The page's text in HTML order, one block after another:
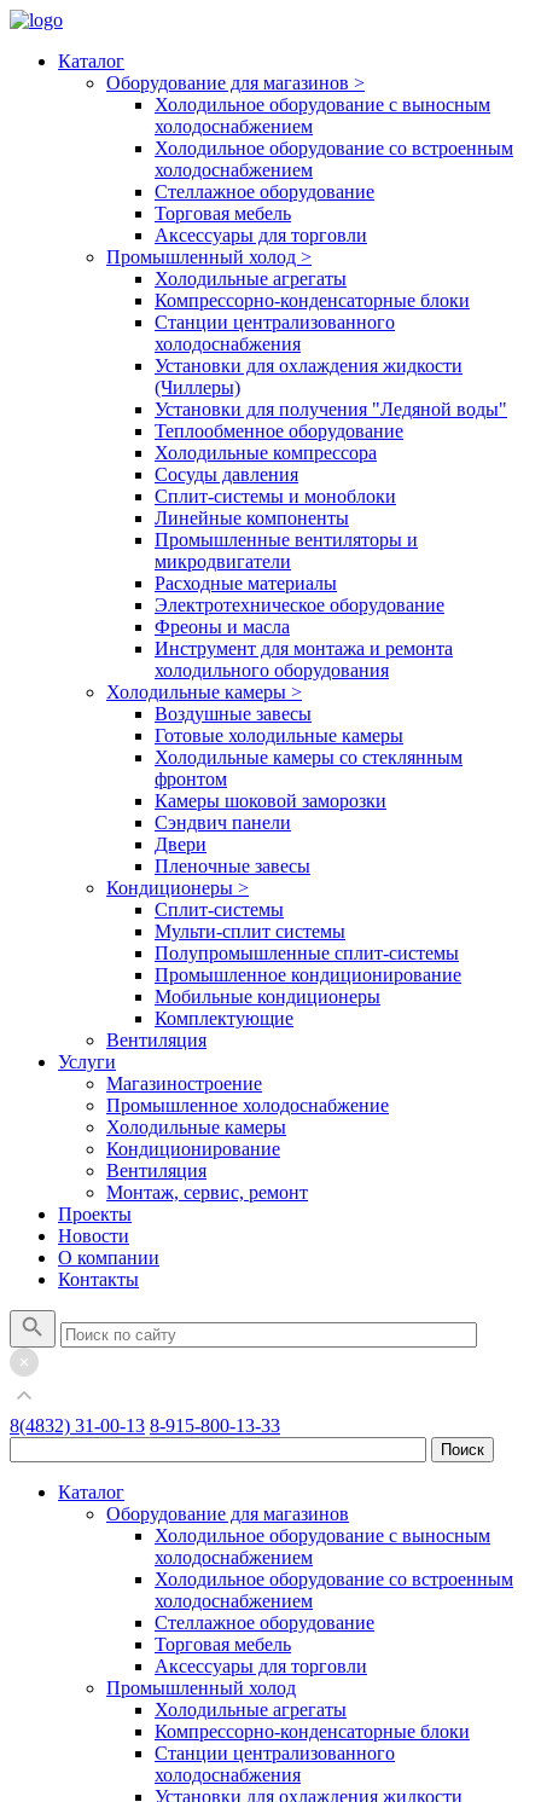
Каталог
Оборудование для магазинов >
Холодильное оборудование с выносным
холодоснабжением
Холодильное оборудование со встроенным
холодоснабжением
Стеллажное оборудование
Торговая мебель
Аксессуары для торговли
Промышленный холод >
Холодильные агрегаты
Компрессорно-конденсаторные блоки
Станции централизованного
холодоснабжения
Установки для охлаждения жидкости
(Чиллеры)
Установки для получения "Ледяной воды"
Теплообменное оборудование
Холодильные компрессора
Сосуды давления
Cплит-системы и моноблоки
Линейные компоненты
Промышленные вентиляторы и
микродвигатели
Расходные материалы
Электротехническое оборудование
Фреоны и масла
Инструмент для монтажа и ремонта
холодильного оборудования
Холодильные камеры >
Воздушные завесы
Готовые холодильные камеры
Холодильные камеры со стеклянным
фронтом
Камеры шоковой заморозки
Сэндвич панели
Двери
Пленочные завесы
Кондиционеры >
Сплит-системы
Мульти-сплит системы
Полупромышленные сплит-системы
Промышленное кондиционирование
Мобильные кондиционеры
Комплектующие
Вентиляция
Услуги
Магазиностроение
Промышленное холодоснабжение
Холодильные камеры
Кондиционирование
Вентиляция
Монтаж, сервис, ремонт
Проекты
Новости
О компании
Контакты
8(4832) 31-00-13 8-915-800-13-33
Каталог
Оборудование для магазинов
Холодильное оборудование с выносным
холодоснабжением
Холодильное оборудование со встроенным
холодоснабжением
Стеллажное оборудование
Торговая мебель
Аксессуары для торговли
Промышленный холод
Холодильные агрегаты
Компрессорно-конденсаторные блоки
Станции централизованного
холодоснабжения
Установки для охлаждения жидкости